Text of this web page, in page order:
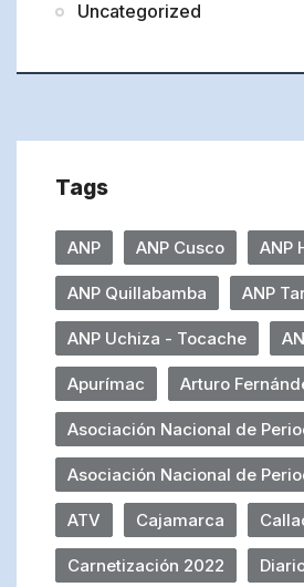
Uncategorized
Tags
ANP ANP Cusco ANP
ANP Quillabamba ANP
ANP Uchiza - Tocache
Apurímac Arturo
Asociación Nacional de
Asociación Nacional de
ATV Cajamarca
Carnetización 2022